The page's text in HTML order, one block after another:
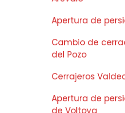
Apertura de
Cambio de
del Pozo
Cerrajeros
Apertura de